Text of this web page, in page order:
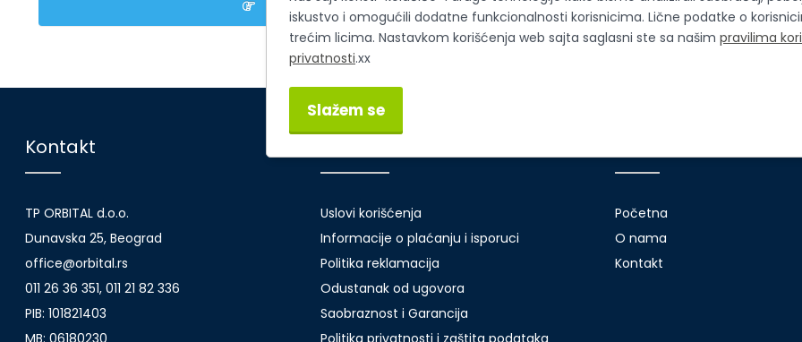
Registrujte nalog
Kontakt
TP ORBITAL d.o.o.
Dunavska 25, Beograd
office@orbital.rs
011 26 36 351, 011 21 82 336
PIB: 101821403
MB: 06180230
Uslovi korišćenja
Informacije o plaćanju i isporuci
Politika reklamacija
Odustanak od ugovora
Saobraznost i Garancija
Politika privatnosti i zaštita podataka
Početna
O nama
Kontakt
iskustvo i omogućili dodatne funkcionalnosti korisnicima. Lične podatke o
trećim licima. Nastavkom korišćenja web sajta saglasni ste sa našim pravilima
privatnosti.xx
Slažem se